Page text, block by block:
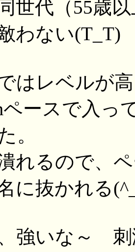
世代（55歳
わない(T_T)
はレベルが
ペースで入っ
。
れるので、
に抜かれる
強いな～ 刺